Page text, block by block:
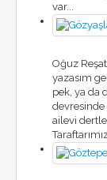
var...
Oğuz
yazasım
pek, ya da
ailevi